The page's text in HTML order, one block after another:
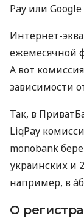
Pay или Google
Интернет-
ежемесячной
А вот
зависимости
Так, в
LiqPay
monobank
украинских и
например, в
О